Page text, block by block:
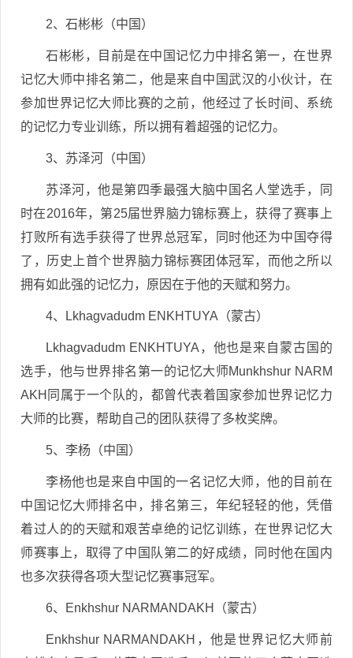
2、石彬彬（中国）
石彬彬，目前是在中国记忆力中排名第一，在世界
记忆大师中排名第二，他是来自中国武汉的小伙计，在
参加世界记忆大师比赛的之前，他经过了长时间、系统
的记忆力专业训练，所以拥有着超强的记忆力。
3、苏泽河（中国）
苏泽河，他是第四季最强大脑中国名人堂选手，同
时在2016年，第25届世界脑力锦标赛上，获得了赛事上
打败所有选手获得了世界总冠军，同时他还为中国夺得
了，历史上首个世界脑力锦标赛团体冠军，而他之所以
拥有如此强的记忆力，原因在于他的天赋和努力。
4、Lkhagvadudm ENKHTUYA（蒙古）
Lkhagvadudm ENKHTUYA，他也是来自蒙古国的
选手，他与世界排名第一的记忆大师Munkhshur NARM
AKH同属于一个队的，都曾代表着国家参加世界记忆力
大师的比赛，帮助自己的团队获得了多枚奖牌。
5、李杨（中国）
李杨他也是来自中国的一名记忆大师，他的目前在
中国记忆大师排名中，排名第三，年纪轻轻的他，凭借
着过人的的天赋和艰苦卓绝的记忆训练，在世界记忆大
师赛事上，取得了中国队第二的好成绩，同时他在国内
也多次获得各项大型记忆赛事冠军。
6、Enkhshur NARMANDAKH（蒙古）
Enkhshur NARMANDAKH，他是世界记忆大师前